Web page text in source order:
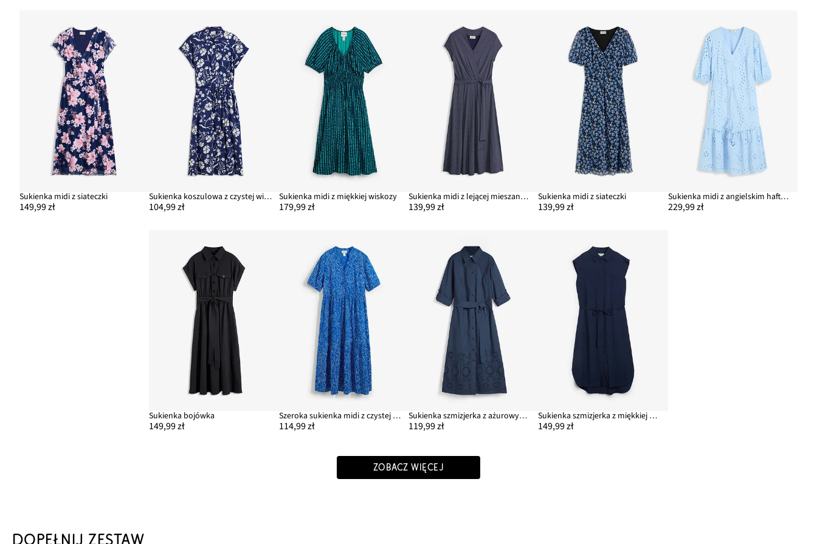
Sukienka midi z siateczki
149,99 zł
Sukienka koszulowa z czystej wiskozy
104,99 zł
Sukienka midi z miękkiej wiskozy
179,99 zł
Sukienka midi z lejącej mieszanki wiskozy
139,99 zł
Sukienka midi z siateczki
139,99 zł
Sukienka midi z angielskim haftem, uszyta z czystej bawełny
229,99 zł
Sukienka bojówka
149,99 zł
Szeroka sukienka midi z czystej bawełny
114,99 zł
Sukienka szmizjerka z ażurowym haftem
119,99 zł
Sukienka szmizjerka z miękkiej wiskozy
149,99 zł
ZOBACZ WIĘCEJ
DOPEŁNIJ ZESTAW